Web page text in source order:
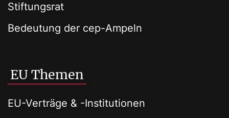
Stiftungsrat
Bedeutung der cep-Ampeln
EU Themen
EU-Verträge & -Institutionen